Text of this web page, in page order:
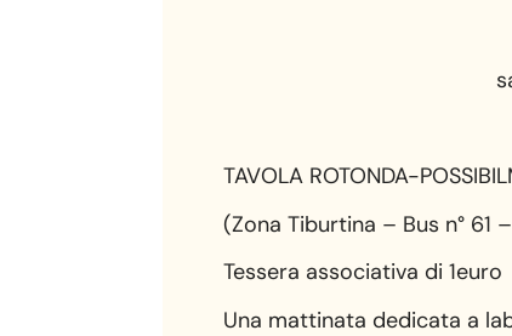
sabato 26
TAVOLA ROTONDA-
(Zona Tiburtina – Bus n°
Tessera associativa di 1euro
Una mattinata dedicata a